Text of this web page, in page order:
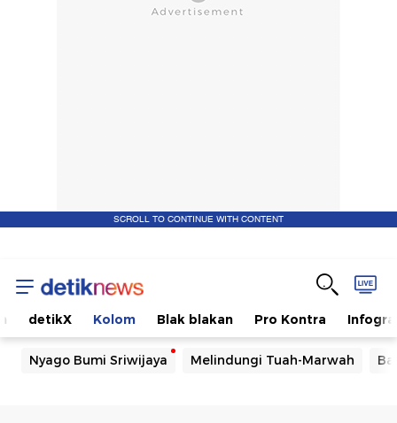
SCROLL TO CONTINUE WITH CONTENT
detikX Kolom Blak blakan Pro Kontra
Nyago Bumi Sriwijaya Melindungi Tuah-Marwah